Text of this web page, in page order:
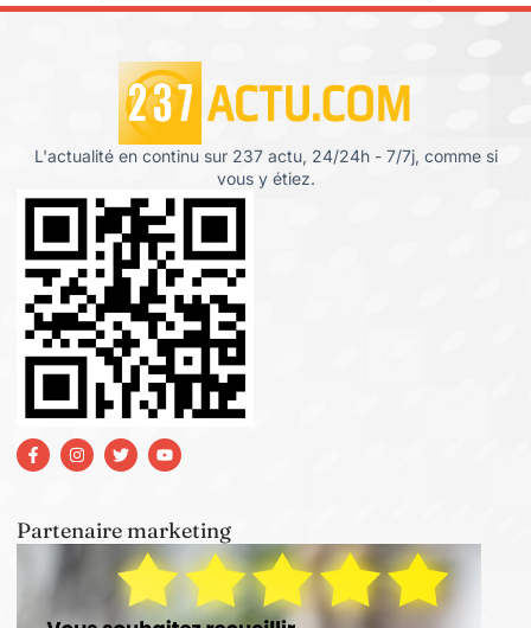
L'actualité en continu sur 237 actu, 24/24h - 7/7j, comme si
vous y étiez.
Partenaire marketing